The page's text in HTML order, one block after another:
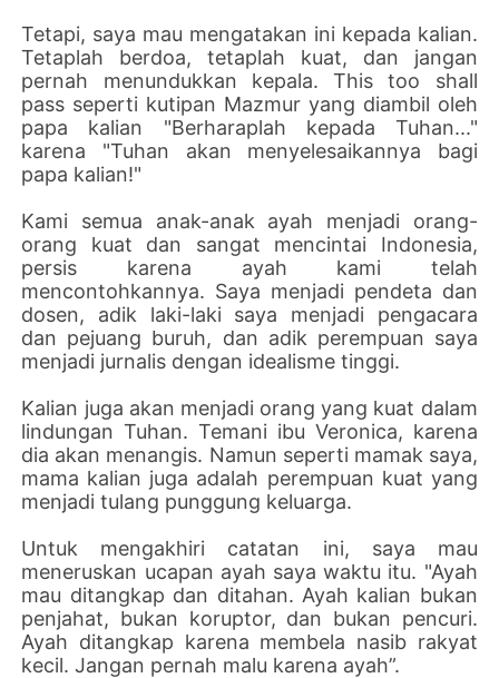
Tetapi, saya mau mengatakan ini kepada kalian.
Tetaplah berdoa, tetaplah kuat, dan jangan
pernah menundukkan kepala. This too shall
pass seperti kutipan Mazmur yang diambil oleh
papa kalian "Berharaplah kepada Tuhan..."
karena "Tuhan akan menyelesaikannya bagi
papa kalian!"
Kami semua anak-anak ayah menjadi orang-
orang kuat dan sangat mencintai Indonesia,
persis karena ayah kami telah
mencontohkannya. Saya menjadi pendeta dan
dosen, adik laki-laki saya menjadi pengacara
dan pejuang buruh, dan adik perempuan saya
menjadi jurnalis dengan idealisme tinggi.
Kalian juga akan menjadi orang yang kuat dalam
lindungan Tuhan. Temani ibu Veronica, karena
dia akan menangis. Namun seperti mamak saya,
mama kalian juga adalah perempuan kuat yang
menjadi tulang punggung keluarga.
Untuk mengakhiri catatan ini, saya mau
meneruskan ucapan ayah saya waktu itu. "Ayah
mau ditangkap dan ditahan. Ayah kalian bukan
penjahat, bukan koruptor, dan bukan pencuri.
Ayah ditangkap karena membela nasib rakyat
kecil. Jangan pernah malu karena ayah”.